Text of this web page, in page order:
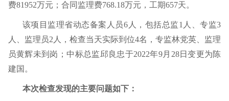
费81952万元；合同监理费768.18万元，工期657天。
该项目监理省动态备案人员6人，包括总监1人、专监3
人、监理员2人，检查当天实际到位4名，专监林党英、监理
员黄辉未到岗；中标总监邱良忠于2022年9月 28日变更为陈
建国。
本次检查发现的主要问题如下：